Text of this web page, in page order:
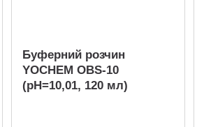
Буферний розчин
YOCHEM OBS-10
(pH=10,01, 120 мл)